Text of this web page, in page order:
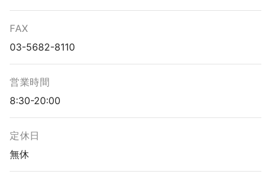
FAX
03-5682-8110
営業時間
8:30-20:00
定休日
無休